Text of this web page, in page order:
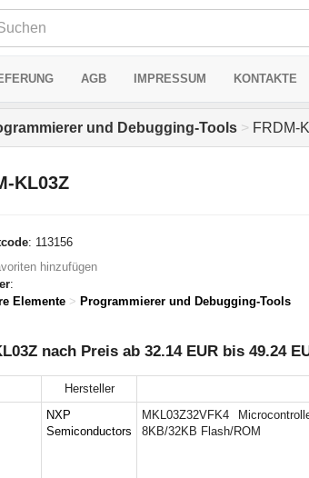
AGB IMPRESSUM KONTAKTE
und Debugging-Tools > FRDM-
KL03Z
: 113156
hinzufügen
:
Elemente > Programmierer und Debugging-Tools
nach Preis ab 32.14 EUR bis 49.24
Hersteller
NXP
Semiconductors
MKL03Z32VFK4
8KB/32KB Flash/ROM